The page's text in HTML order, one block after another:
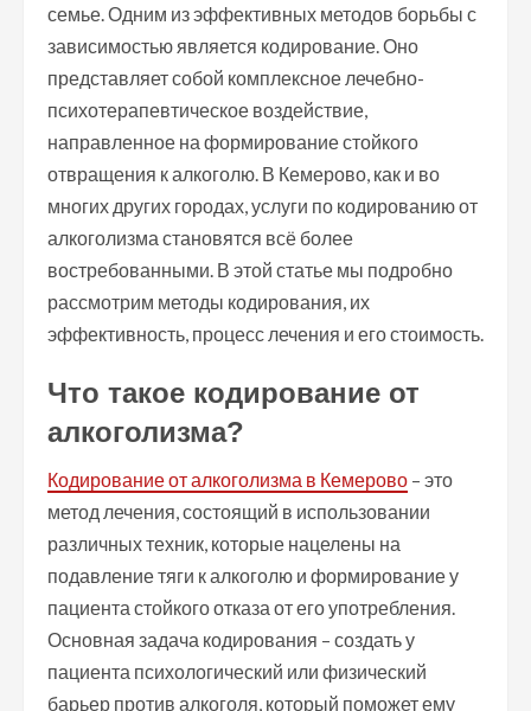
семье. Одним из эффективных методов борьбы с
зависимостью является кодирование. Оно
представляет собой комплексное лечебно-
психотерапевтическое воздействие,
направленное на формирование стойкого
отвращения к алкоголю. В Кемерово, как и во
многих других городах, услуги по кодированию от
алкоголизма становятся всё более
востребованными. В этой статье мы подробно
рассмотрим методы кодирования, их
эффективность, процесс лечения и его стоимость.
Что такое кодирование от
алкоголизма?
Кодирование от алкоголизма в Кемерово – это
метод лечения, состоящий в использовании
различных техник, которые нацелены на
подавление тяги к алкоголю и формирование у
пациента стойкого отказа от его употребления.
Основная задача кодирования – создать у
пациента психологический или физический
барьер против алкоголя, который поможет ему